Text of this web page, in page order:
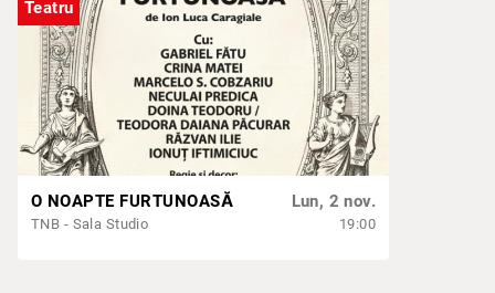
Teatru
O NOAPTE FURTUNOASĂ
TNB - Sala Studio
Lun, 2 nov.
19:00